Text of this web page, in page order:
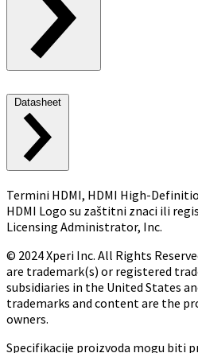
Datasheet
Termini HDMI, HDMI High-
HDMI Logo su zaštitni znaci ili
Licensing Administrator, Inc.
© 2024 Xperi Inc. All Rights
are trademark(s) or registered
subsidiaries in the United States
trademarks and content are the
owners.
Specifikacije proizvoda mogu biti